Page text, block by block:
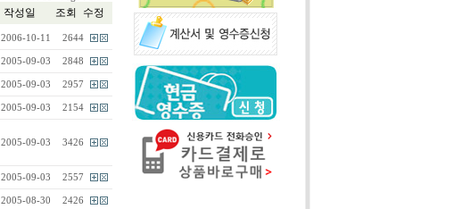
작성일 조회 수정
2006-10-11 2644
2005-09-03 2848
2005-09-03 2957
2005-09-03 2154
2005-09-03 3426
2005-09-03 2557
2005-08-30 2426